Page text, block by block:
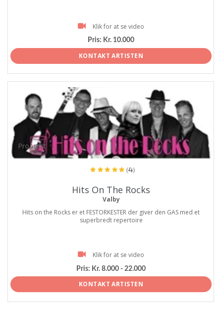
Klik for at se video
Pris: Kr. 10.000
KONTAKT ARTISTEN
ProArtist
(4)
Hits On The Rocks
Valby
Hits on the Rocks er et FESTORKESTER der giver den GAS med et
superbredt repertoire
Klik for at se video
Pris: Kr. 8.000 - 22.000
KONTAKT ARTISTEN